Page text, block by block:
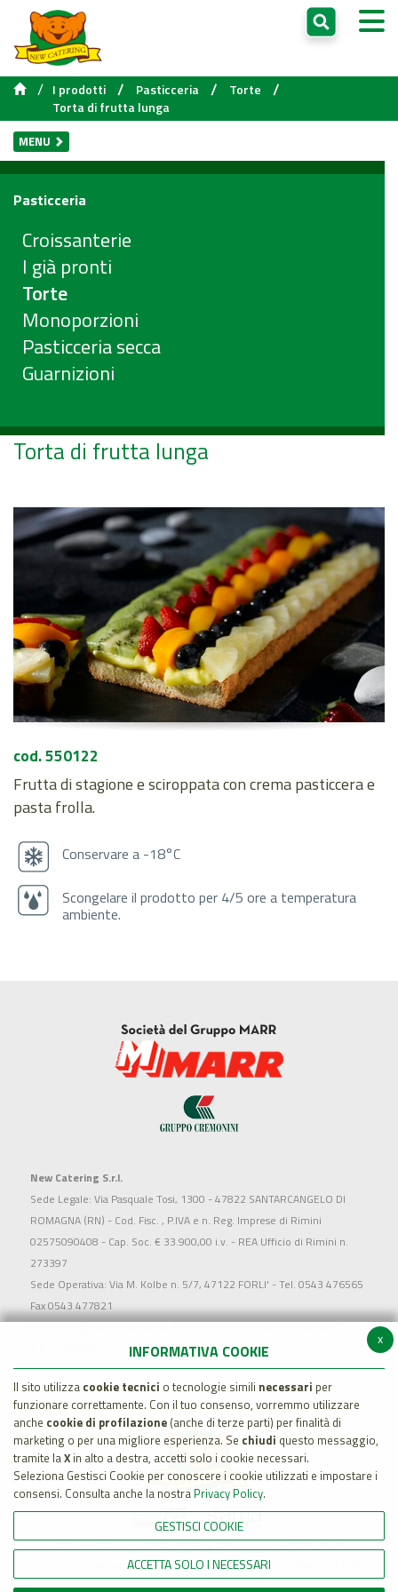
/ I prodotti / Pasticceria / Torte /
Torta di frutta lunga
MENU
Pasticceria
Croissanterie
I già pronti
Torte
Monoporzioni
Pasticceria secca
Guarnizioni
Torta di frutta lunga
cod. 550122
Frutta di stagione e sciroppata con crema pasticcera e
pasta frolla.
Conservare a -18°C
Scongelare il prodotto per 4/5 ore a temperatura
ambiente.
New Catering S.r.l.
Sede Legale: Via Pasquale Tosi, 1300 - 47822 SANTARCANGELO DI
ROMAGNA (RN) - Cod. Fisc. , P.IVA e n. Reg. Imprese di Rimini
02575090408 - Cap. Soc. € 33.900,00 i.v. - REA Ufficio di Rimini n.
273397
Sede Operativa: Via M. Kolbe n. 5/7, 47122 FORLI' - Tel. 0543 476565
Fax 0543 477821
Società soggetta all'attività di direzione e coordinamento di MARR
Dati Societari Whistleblowing policy
Legal Disclaimer
Cookie Policy Privacy
x
INFORMATIVA COOKIE
Il sito utilizza cookie tecnici o tecnologie simili necessari per
funzionare correttamente. Con il tuo consenso, vorremmo utilizzare
anche cookie di profilazione (anche di terze parti) per finalità di
marketing o per una migliore esperienza. Se chiudi questo messaggio,
tramite laX in alto a destra, accetti solo i cookie necessari.
Seleziona Gestisci Cookie per conoscere i cookie utilizzati e impostare i
consensi. Consulta anche la nostra Privacy Policy.
GESTISCI COOKIE
ACCETTA SOLO I NECESSARI